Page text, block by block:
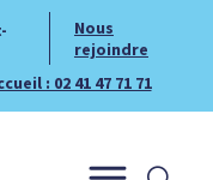
Nous
rejoindre
: 02 41 47 71 71